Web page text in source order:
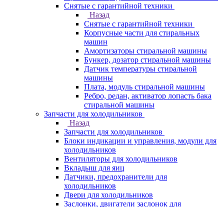
Снятые с гарантийной техники
Назад
Снятые с гарантийной техники
Корпусные части для стиральных
машин
Амортизаторы стиральной машины
Бункер, дозатор стиральной машины
Датчик температуры стиральной
машины
Плата, модуль стиральной машины
Ребро, редан, активатор лопасть бака
стиральной машины
Запчасти для холодильников
Назад
Запчасти для холодильников
Блоки индикации и управления, модули для
холодильников
Вентиляторы для холодильников
Вкладыш для яиц
Датчики, предохранители для
холодильников
Двери для холодильников
Заслонки, двигатели заслонок для